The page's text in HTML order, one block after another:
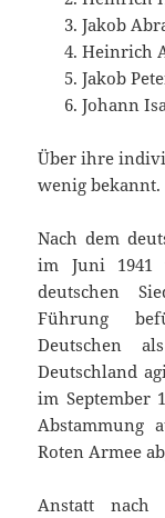
Jakob
Heinrich
Jakob
Johann
Über ihre
wenig bekannt.
Nach dem
im Juni 1941
deutschen
Führung
Deutschen
Deutschland
im September
Abstammung
Roten Armee
Anstatt nach